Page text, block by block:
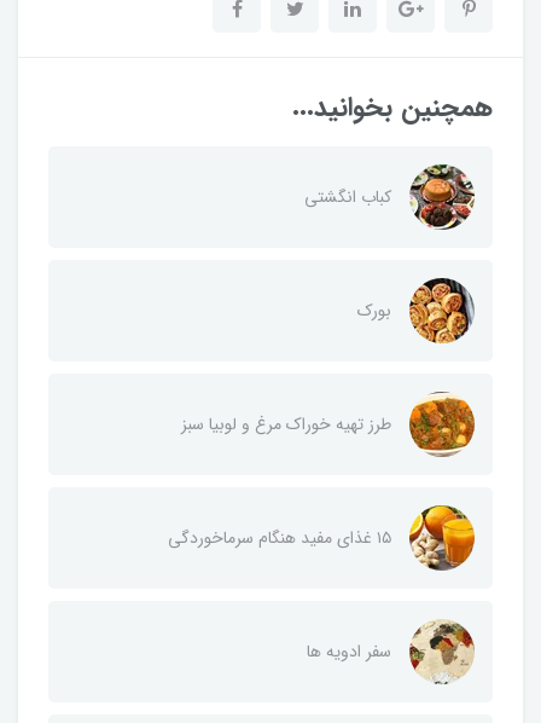
همچنین بخوانید...
کباب انگشتی
بورک
طرز تهیه خوراک مرغ و لوبیا سبز
۱۵ غذای مفید هنگام سرماخوردگی
سفر ادویه ها